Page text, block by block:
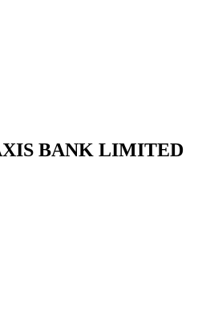
BANK LIMITED